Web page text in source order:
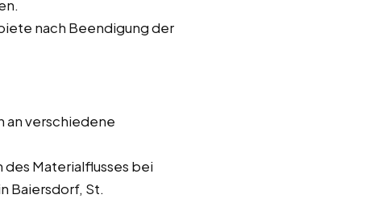
nach Beendigung der
an verschiedene
Materialflusses bei
Baiersdorf, St.